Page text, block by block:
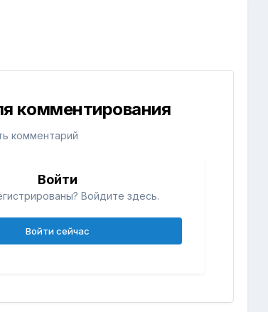
комментирования
комментарий
Войти
Войдите здесь.
Войти сейчас